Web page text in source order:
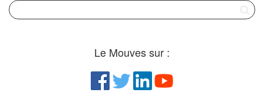
Le Mouves sur :